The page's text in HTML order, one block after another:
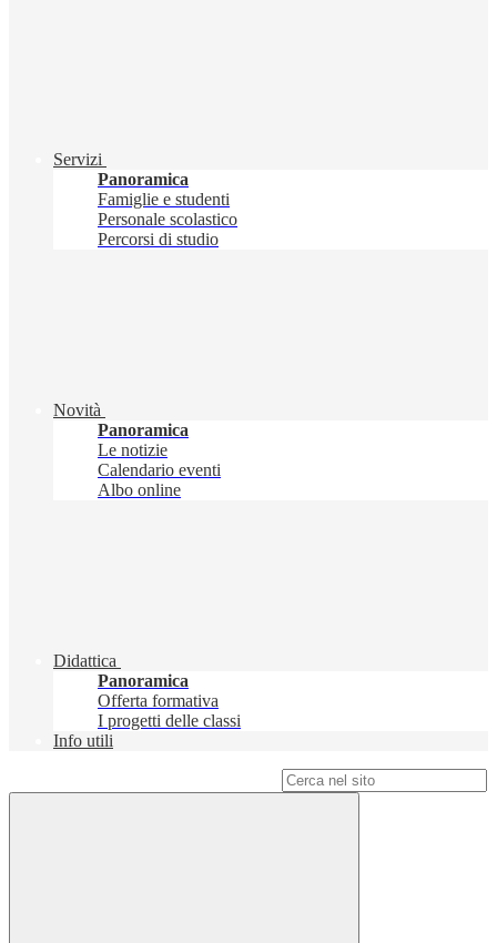
Servizi
Panoramica
Famiglie e studenti
Personale scolastico
Percorsi di studio
Novità
Panoramica
Le notizie
Calendario eventi
Albo online
Didattica
Panoramica
Offerta formativa
I progetti delle classi
Info utili